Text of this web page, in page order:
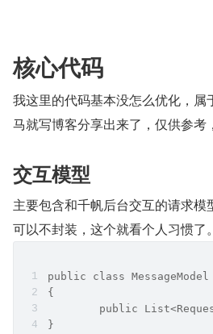
核心代码
我这里的代码基本没怎么优化，属
马就写博客分享出来了，仅供参考
交互模型
主要包含和千帆后台交互的请求
可以不封装，这个就看个人习惯了。
public class MessageModel
{
public
}